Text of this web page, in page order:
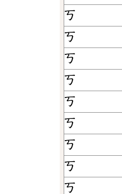
ㄎ
ㄎ
ㄎ
ㄎ
ㄎ
ㄎ
ㄎ
ㄎ
ㄎ